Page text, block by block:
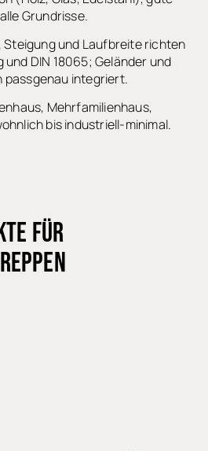
Grundrisse.
und Laufbreite richten
DIN 18065; Geländer und
passgenau integriert.
Mehrfamilienhaus,
bis industriell-minimal.
FÜR